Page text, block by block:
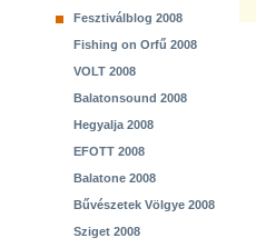
Fesztiválblog 2008
Fishing on Orfű 2008
VOLT 2008
Balatonsound 2008
Hegyalja 2008
EFOTT 2008
Balatone 2008
Bűvészetek Völgye 2008
Sziget 2008